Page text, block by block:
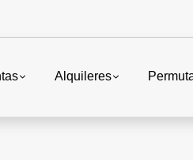
Alquileres